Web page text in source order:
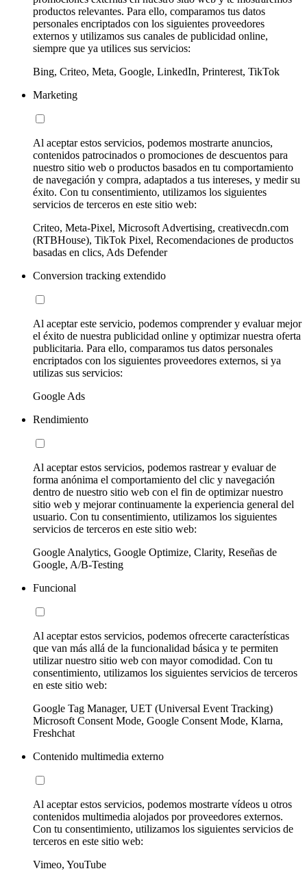
productos relevantes. Para ello, comparamos tus datos
personales encriptados con los siguientes proveedores
externos y utilizamos sus canales de publicidad online,
siempre que ya utilices sus servicios:
Bing, Criteo, Meta, Google, LinkedIn, Printerest, TikTok
Marketing
Al aceptar estos servicios, podemos mostrarte anuncios,
contenidos patrocinados o promociones de descuentos para
nuestro sitio web o productos basados en tu comportamiento
de navegación y compra, adaptados a tus intereses, y medir su
éxito. Con tu consentimiento, utilizamos los siguientes
servicios de terceros en este sitio web:
Criteo, Meta-Pixel, Microsoft Advertising, creativecdn.com
(RTBHouse), TikTok Pixel, Recomendaciones de productos
basadas en clics, Ads Defender
Conversion tracking extendido
Al aceptar este servicio, podemos comprender y evaluar mejor
el éxito de nuestra publicidad online y optimizar nuestra oferta
publicitaria. Para ello, comparamos tus datos personales
encriptados con los siguientes proveedores externos, si ya
utilizas sus servicios:
Google Ads
Rendimiento
Al aceptar estos servicios, podemos rastrear y evaluar de
forma anónima el comportamiento del clic y navegación
dentro de nuestro sitio web con el fin de optimizar nuestro
sitio web y mejorar continuamente la experiencia general del
usuario. Con tu consentimiento, utilizamos los siguientes
servicios de terceros en este sitio web:
Google Analytics, Google Optimize, Clarity, Reseñas de
Google, A/B-Testing
Funcional
Al aceptar estos servicios, podemos ofrecerte características
que van más allá de la funcionalidad básica y te permiten
utilizar nuestro sitio web con mayor comodidad. Con tu
consentimiento, utilizamos los siguientes servicios de terceros
en este sitio web:
Google Tag Manager, UET (Universal Event Tracking)
Microsoft Consent Mode, Google Consent Mode, Klarna,
Freshchat
Contenido multimedia externo
Al aceptar estos servicios, podemos mostrarte vídeos u otros
contenidos multimedia alojados por proveedores externos.
Con tu consentimiento, utilizamos los siguientes servicios de
terceros en este sitio web:
Vimeo, YouTube